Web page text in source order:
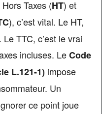
Taxes (HT) et
), c’est vital. Le HT,
TTC, c’est le vrai
incluses. LeCode
L.121-1) impose
Un
ce point joue